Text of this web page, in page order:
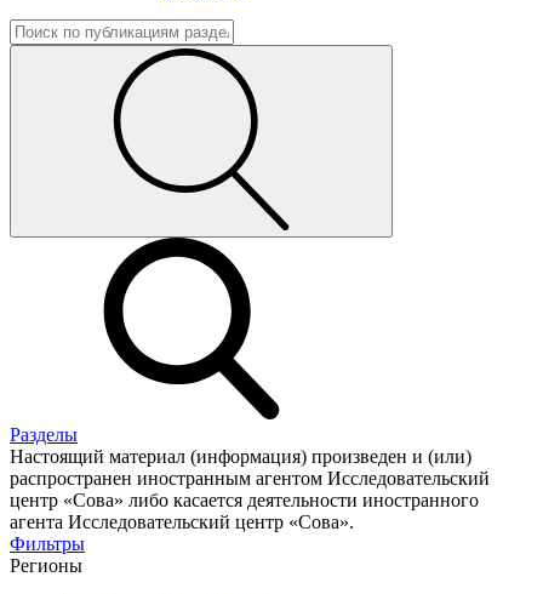
Разделы
Настоящий материал (информация) произведен и (или)
распространен иностранным агентом Исследовательский
центр «Сова» либо касается деятельности иностранного
агента Исследовательский центр «Сова».
Фильтры
Регионы